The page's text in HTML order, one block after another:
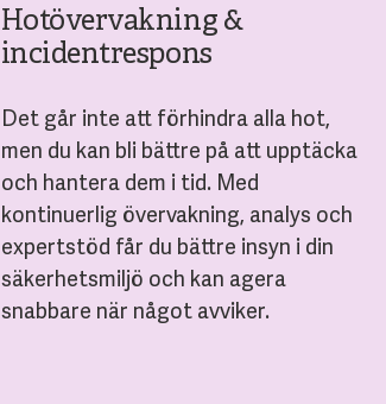
Hotövervakning &
incidentrespons
Det går inte att förhindra alla hot,
men du kan bli bättre på att upptäcka
och hantera dem i tid. Med
kontinuerlig övervakning, analys och
expertstöd får du bättre insyn i din
säkerhetsmiljö och kan agera
snabbare när något avviker.